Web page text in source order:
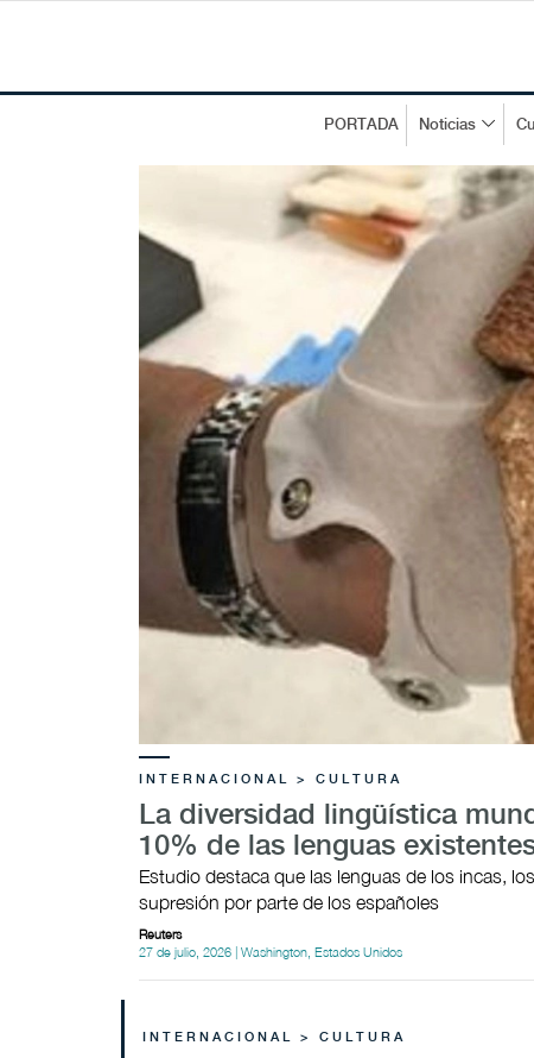
PORTADA Noticias
INTERNACIONAL > CULTURA
La diversidad lingüística
10% de las lenguas
Estudio destaca que las lenguas de los incas,
supresión por parte de los españoles
Reuters
27 de julio, 2026 | Washington, Estados Unidos
INTERNACIONAL > CULTURA